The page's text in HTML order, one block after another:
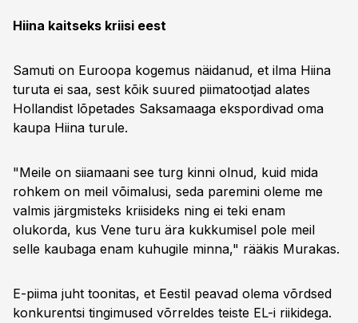
Hiina kaitseks kriisi eest
Samuti on Euroopa kogemus näidanud, et ilma Hiina
turuta ei saa, sest kõik suured piimatootjad alates
Hollandist lõpetades Saksamaaga ekspordivad oma
kaupa Hiina turule.
"Meile on siiamaani see turg kinni olnud, kuid mida
rohkem on meil võimalusi, seda paremini oleme me
valmis järgmisteks kriisideks ning ei teki enam
olukorda, kus Vene turu ära kukkumisel pole meil
selle kaubaga enam kuhugile minna," rääkis Murakas.
E-piima juht toonitas, et Eestil peavad olema võrdsed
konkurentsi tingimused võrreldes teiste EL-i riikidega.